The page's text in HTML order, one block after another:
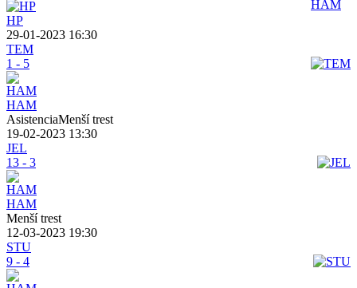
HP
29-01-2023 16:30
TEM
1 - 5
HAM
AsistenciaMenší trest
19-02-2023 13:30
JEL
13 - 3
HAM
Menší trest
12-03-2023 19:30
STU
9 - 4